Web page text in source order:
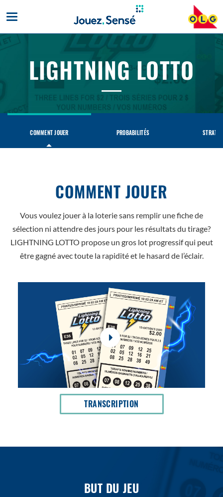
LIGHTNING LOTTO
LIGHTNING
LOTTO
COMMENT JOUER PROBABILITÉS
COMMENT JOUER
Vous voulez jouer à la loterie sans remplir une fiche de
sélection ni attendre des jours pour les résultats du tirage?
LIGHTNING LOTTO propose un gros lot progressif qui peut
être gagné avec toute la rapidité et le hasard de l’éclair.
TRANSCRIPTION
DANS
FENÃªTRE
BUT DU JEU